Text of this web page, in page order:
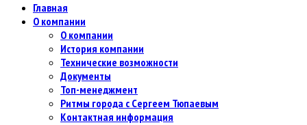
Главная
О компании
О компании
История компании
Технические возможности
Документы
Топ-менеджмент
Ритмы города с Сергеем Тюпаевым
Контактная информация